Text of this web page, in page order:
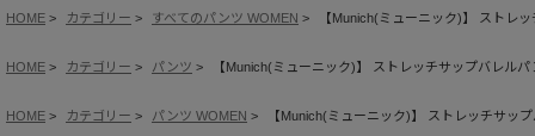
HOME カテゴリー すべてのパンツ WOMEN 【Munich(ミューニック)】 ストレ
HOME カテゴリー パンツ 【Munich(ミューニック)】 ストレッチサップバレルパ
HOME カテゴリー パンツ WOMEN 【Munich(ミューニック)】 ストレッチサッ